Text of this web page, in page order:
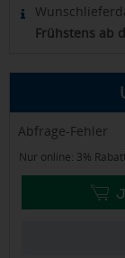
Frühstens ab
Abfrage-Fehler
Nur online: 3%